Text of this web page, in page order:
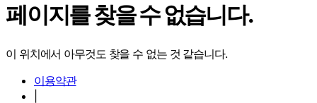
페이지를 찾을 수 없습니다.
이 위치에서 아무것도 찾을 수 없는 것 같습니다.
이용약관